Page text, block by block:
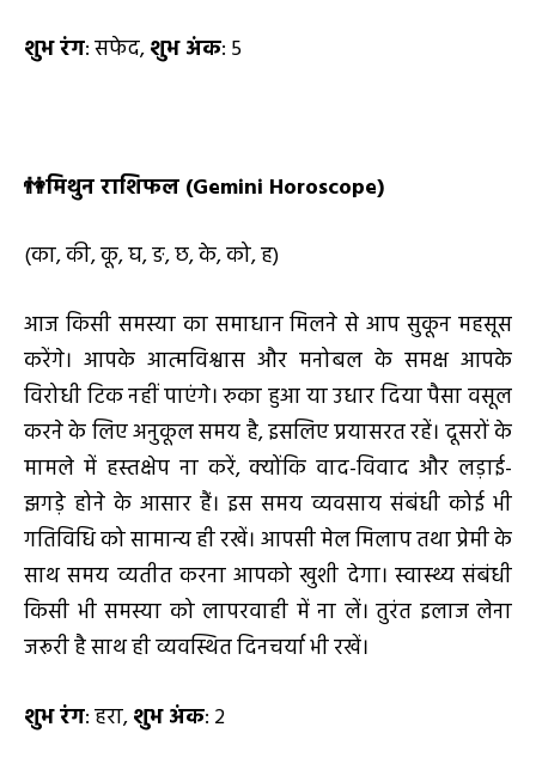
शुभ रंग: सफेद,शुभ अंक: 5
👫मिथुन राशिफल (Gemini Horoscope)
(का, की, कू, घ, ङ, छ, के, को, ह)
आज किसी समस्या का समाधान मिलने से आप सुकून महसूस
करेंगे। आपके आत्मविश्वास और मनोबल के समक्ष आपके
विरोधी टिक नहीं पाएंगे। रुका हुआ या उधार दिया पैसा वसूल
करने के लिए अनुकूल समय है, इसलिए प्रयासरत रहें। दूसरों के
मामले में हस्तक्षेप ना करें, क्योंकि वाद-विवाद और लड़ाई-
झगड़े होने के आसार हैं। इस समय व्यवसाय संबंधी कोई भी
गतिविधि को सामान्य ही रखें। आपसी मेल मिलाप तथा प्रेमी के
साथ समय व्यतीत करना आपको खुशी देगा। स्वास्थ्य संबंधी
किसी भी समस्या को लापरवाही में ना लें। तुरंत इलाज लेना
जरूरी है साथ ही व्यवस्थित दिनचर्या भी रखें।
शुभ रंग: हरा,शुभ अंक: 2